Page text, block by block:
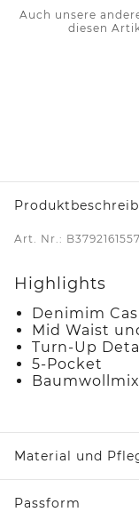
Auch unsere
diesen
Art. Nr.:
Highlights
Denimim
Mid Waist
Turn-Up
5-Pocket
Material und
Passform